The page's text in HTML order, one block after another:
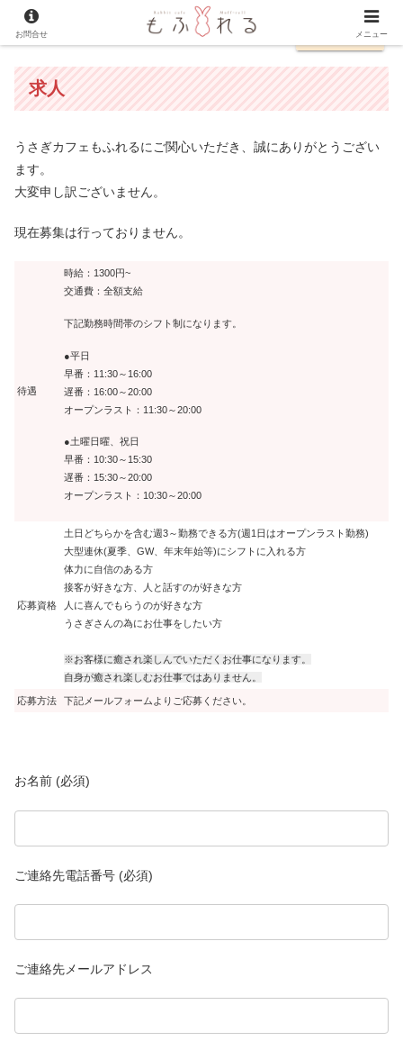
English
求人
うさぎカフェもふれるにご関心いただき、誠にありがとうござい
ます。
大変申し訳ございません。
現在募集は行っておりません。
待遇
時給：1300円~
交通費：全額支給
下記勤務時間帯のシフト制になります。
●平日
早番：11:30～16:00
遅番：16:00～20:00
オープンラスト：11:30～20:00
●土曜日曜、祝日
早番：10:30～15:30
遅番：15:30～20:00
オープンラスト：10:30～20:00
応募資格
土日どちらかを含む週3～勤務できる方(週1日はオープンラスト勤務)
大型連休(夏季、GW、年末年始等)にシフトに入れる方
体力に自信のある方
接客が好きな方、人と話すのが好きな方
人に喜んでもらうのが好きな方
うさぎさんの為にお仕事をしたい方
※お客様に癒され楽しんでいただくお仕事になります。
自身が癒され楽しむお仕事ではありません。
応募方法 下記メールフォームよりご応募ください。
お名前 (必須)
ご連絡先電話番号 (必須)
ご連絡先メールアドレス
お問合せ メニュー